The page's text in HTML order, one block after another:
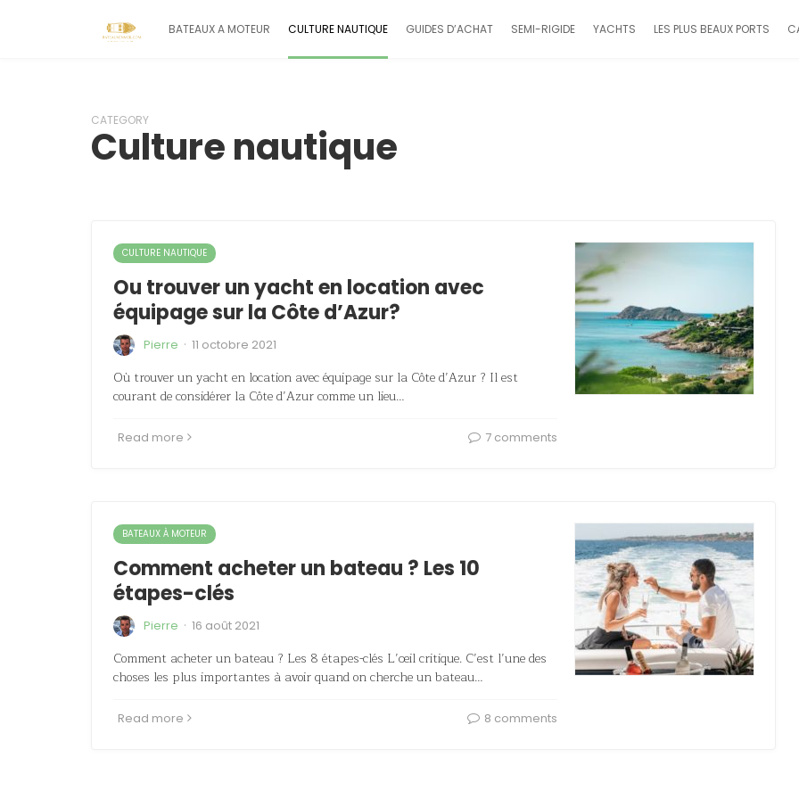
BATEAUX A MOTEUR CULTURE NAUTIQUE GUIDES D’ACHAT SEMI-RIGIDE YACHTS LES PLUS BEAUX PORTS
CATEGORY
Culture nautique
CULTURE NAUTIQUE
Ou trouver un yacht en location avec
équipage sur la Côte d’Azur?
Pierre · 11 octobre 2021
Où trouver un yacht en location avec équipage sur la Côte d’Azur ? Il est
courant de considérer la Côte d’Azur comme un lieu…
Read more 7 comments
BATEAUX À MOTEUR
Comment acheter un bateau ? Les 10
étapes-clés
Pierre · 16 août 2021
Comment acheter un bateau ? Les 8 étapes-clés L’œil critique. C’est l’une des
choses les plus importantes à avoir quand on cherche un bateau…
Read more 8 comments